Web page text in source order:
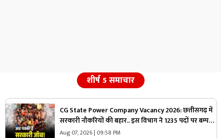
शीर्ष 5 समाचार
CG State Power Company Vacancy 2026: छत्तीसगढ़ में
सरकारी नौकरियों की बहार.. इस विभाग ने 1235 पदों पर बम्पर
भर्ती, डाटा एंट्री ऑपरेटर के ही 400 पद
Aug 07, 2026 | 09:58 PM